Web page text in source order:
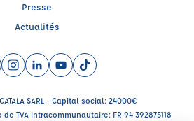
Presse
Actualités
(nouvelle fenêtre)
Instagram (nouvelle fenêtre)
LinkedIn (nouvelle fenêtre)
YouTube (nouvelle fenêtre)
TikTok (nouvelle
SARL - Capital social: 24000€
de TVA intracommunautaire: FR 94 392875118